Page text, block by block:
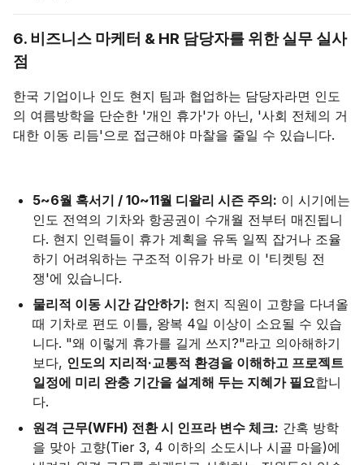
6. 비즈니스 마케터 & HR 담당자를 위한 실무 실사
점
한국 기업이나 인도 현지 팀과 협업하는 담당자라면 인도
의 여름방학을 단순한 '개인 휴가'가 아닌, '사회 전체의 거
대한 이동 리듬'으로 접근해야 마찰을 줄일 수 있습니다.
5~6월 혹서기 / 10~11월 디왈리 시즌 주의: 이 시기에는
인도 전역의 기차와 항공권이 수개월 전부터 매진됩니
다. 현지 인력들이 휴가 계획을 유독 일찍 잡거나 조율
하기 어려워하는 구조적 이유가 바로 이 '티켓팅 전
쟁'에 있습니다.
물리적 이동 시간 감안하기: 현지 직원이 고향을 다녀올
때 기차로 편도 이틀, 왕복 4일 이상이 소요될 수 있습
니다. "왜 이렇게 휴가를 길게 쓰지?"라고 의아해하기
보다, 인도의 지리적·교통적 환경을 이해하고 프로젝트
일정에 미리 완충 기간을 설계해 두는 지혜가 필요합니
다.
원격 근무(WFH) 전환 시 인프라 변수 체크: 간혹 방학
을 맞아 고향(Tier 3, 4 이하의 소도시나 시골 마을)에